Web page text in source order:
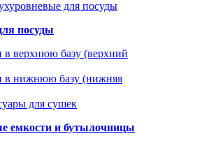
посуды
верхнюю базу (верхний
в нижнюю базу (нижняя
для сушек
емкости и бутылочницы